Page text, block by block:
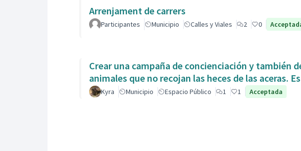
Arrenjament de carrers
Participantes Municipio Calles y Viales 2 0
Crear una campaña de concienciación y también
animales que no recojan las heces de las aceras.
Kyra Municipio Espacio Público 1 1 Acceptada